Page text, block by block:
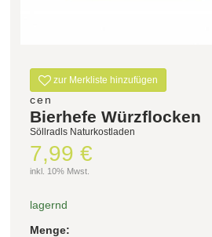
zur Merkliste hinzufügen
cen
Bierhefe Würzflocken
Söllradls Naturkostladen
7,99 €
inkl. 10% Mwst.
lagernd
Menge: